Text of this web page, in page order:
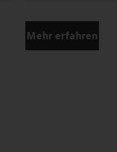
Mehr erfahren